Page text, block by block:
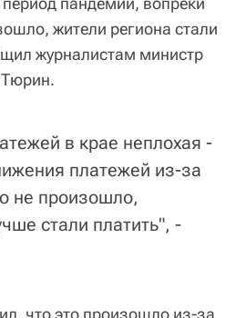
жители региона стали
журналистам министр
в крае неплохая -
платежей из-за
не произошло,
стали платить", -
что это произошло из-за